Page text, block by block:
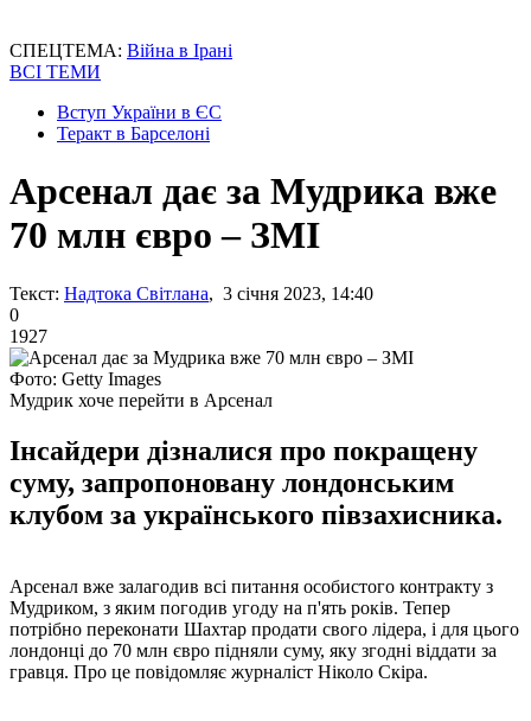
СПЕЦТЕМА: Війна в Ірані
ВСІ ТЕМИ
Вступ України в ЄС
Теракт в Барселоні
Арсенал дає за Мудрика вже
70 млн євро – ЗМІ
Текст: Надтока Світлана, 3 січня 2023, 14:40
0
1927
Фото: Getty Images
Мудрик хоче перейти в Арсенал
Інсайдери дізналися про покращену
суму, запропоновану лондонським
клубом за українського півзахисника.
Арсенал вже залагодив всі питання особистого контракту з
Мудриком, з яким погодив угоду на п'ять років. Тепер
потрібно переконати Шахтар продати свого лідера, і для цього
лондонці до 70 млн євро підняли суму, яку згодні віддати за
гравця. Про це повідомляє журналіст Ніколо Скіра.